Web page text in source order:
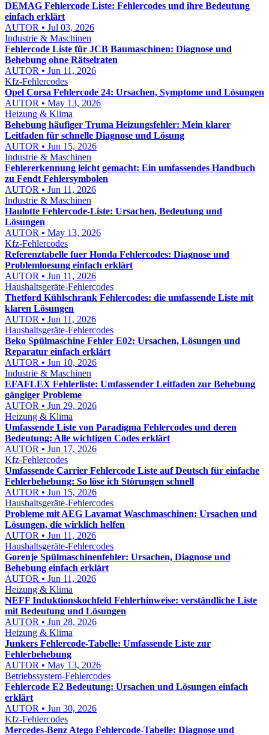
DEMAG Fehlercode Liste: Fehlercodes und ihre Bedeutung
einfach erklärt
AUTOR • Jul 03, 2026
Industrie & Maschinen
Fehlercode Liste für JCB Baumaschinen: Diagnose und
Behebung ohne Rätselraten
AUTOR • Jun 11, 2026
Kfz-Fehlercodes
Opel Corsa Fehlercode 24: Ursachen, Symptome und Lösungen
AUTOR • May 13, 2026
Heizung & Klima
Behebung häufiger Truma Heizungsfehler: Mein klarer
Leitfaden für schnelle Diagnose und Lösung
AUTOR • Jun 15, 2026
Industrie & Maschinen
Fehlererkennung leicht gemacht: Ein umfassendes Handbuch
zu Fendt Fehlersymbolen
AUTOR • Jun 11, 2026
Industrie & Maschinen
Haulotte Fehlercode-Liste: Ursachen, Bedeutung und
Lösungen
AUTOR • May 13, 2026
Kfz-Fehlercodes
Referenztabelle fuer Honda Fehlercodes: Diagnose und
Problemloesung einfach erklärt
AUTOR • Jun 11, 2026
Haushaltsgeräte-Fehlercodes
Thetford Kühlschrank Fehlercodes: die umfassende Liste mit
klaren Lösungen
AUTOR • Jun 11, 2026
Haushaltsgeräte-Fehlercodes
Beko Spülmaschine Fehler E02: Ursachen, Lösungen und
Reparatur einfach erklärt
AUTOR • Jun 10, 2026
Industrie & Maschinen
EFAFLEX Fehlerliste: Umfassender Leitfaden zur Behebung
gängiger Probleme
AUTOR • Jun 29, 2026
Heizung & Klima
Umfassende Liste von Paradigma Fehlercodes und deren
Bedeutung: Alle wichtigen Codes erklärt
AUTOR • Jun 17, 2026
Kfz-Fehlercodes
Umfassende Carrier Fehlercode Liste auf Deutsch für einfache
Fehlerbehebung: So löse ich Störungen schnell
AUTOR • Jun 15, 2026
Haushaltsgeräte-Fehlercodes
Probleme mit AEG Lavamat Waschmaschinen: Ursachen und
Lösungen, die wirklich helfen
AUTOR • Jun 11, 2026
Haushaltsgeräte-Fehlercodes
Gorenje Spülmaschinenfehler: Ursachen, Diagnose und
Behebung einfach erklärt
AUTOR • Jun 11, 2026
Heizung & Klima
NEFF Induktionskochfeld Fehlerhinweise: verständliche Liste
mit Bedeutung und Lösungen
AUTOR • Jun 28, 2026
Heizung & Klima
Junkers Fehlercode-Tabelle: Umfassende Liste zur
Fehlerbehebung
AUTOR • May 13, 2026
Betriebssystem-Fehlercodes
Fehlercode E2 Bedeutung: Ursachen und Lösungen einfach
erklärt
AUTOR • Jun 30, 2026
Kfz-Fehlercodes
Mercedes-Benz Atego Fehlercode-Tabelle: Diagnose und